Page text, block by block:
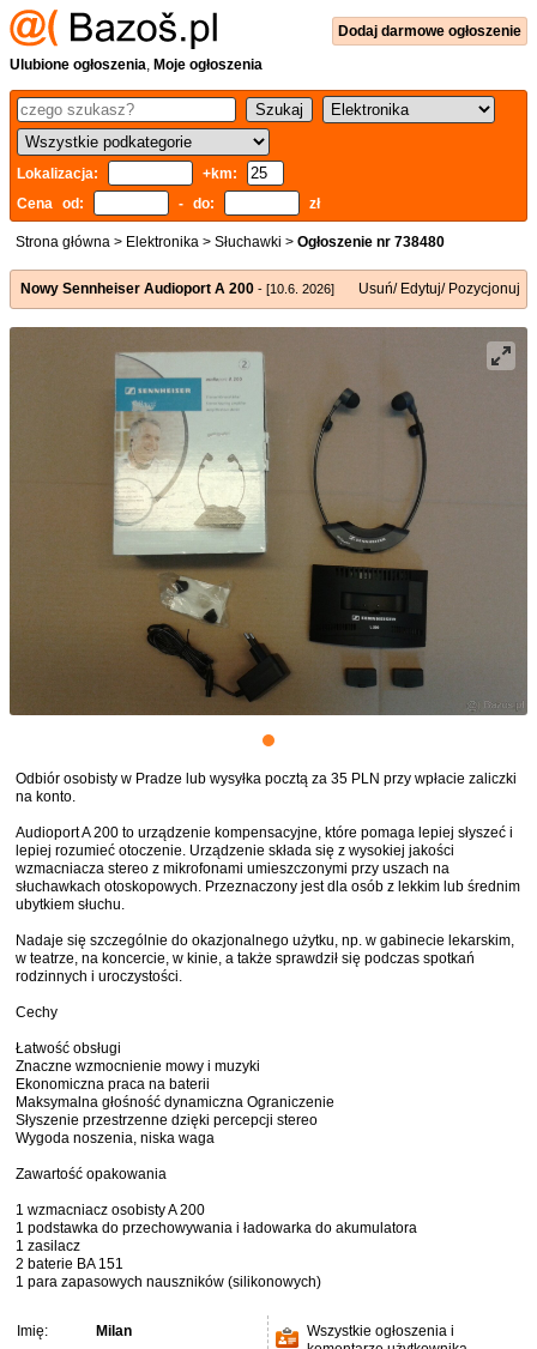
Dodaj darmowe ogłoszenie
Ulubione ogłoszenia, Moje ogłoszenia
Lokalizacja:
+km:
Cena od:
- do: zł
Strona główna > Elektronika > Słuchawki > Ogłoszenie nr 738480
Nowy Sennheiser Audioport A 200 - [10.6. 2026] Usuń/ Edytuj/ Pozycjonuj
Odbiór osobisty w Pradze lub wysyłka pocztą za 35 PLN przy wpłacie zaliczki
na konto.
Audioport A 200 to urządzenie kompensacyjne, które pomaga lepiej słyszeć i
lepiej rozumieć otoczenie. Urządzenie składa się z wysokiej jakości
wzmacniacza stereo z mikrofonami umieszczonymi przy uszach na
słuchawkach otoskopowych. Przeznaczony jest dla osób z lekkim lub średnim
ubytkiem słuchu.
Nadaje się szczególnie do okazjonalnego użytku, np. w gabinecie lekarskim,
w teatrze, na koncercie, w kinie, a także sprawdził się podczas spotkań
rodzinnych i uroczystości.
Cechy
Łatwość obsługi
Znaczne wzmocnienie mowy i muzyki
Ekonomiczna praca na baterii
Maksymalna głośność dynamiczna Ograniczenie
Słyszenie przestrzenne dzięki percepcji stereo
Wygoda noszenia, niska waga
Zawartość opakowania
1 wzmacniacz osobisty A 200
1 podstawka do przechowywania i ładowarka do akumulatora
1 zasilacz
2 baterie BA 151
1 para zapasowych nauszników (silikonowych)
Imię: Milan
Wszystkie ogłoszenia i